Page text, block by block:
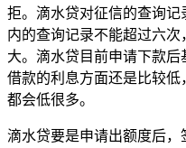
拒。滴水贷对征信的查询记
内的查询记录不能超过六
大。滴水贷目前申请下款
借款的利息方面还是比较
都会低很多。
滴水贷要是申请出额度后